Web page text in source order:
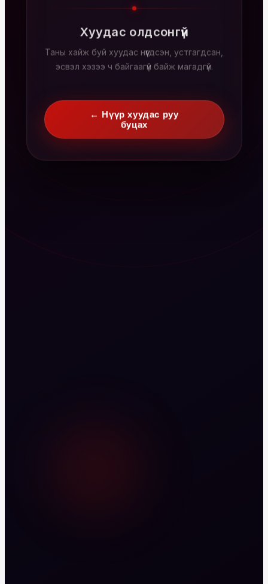
Хуудас олдсонгүй
Таны хайж буй хуудас нүүгдсэн, устгагдсан,
эсвэл хэзээ ч байгаагүй байж магадгүй.
← Нүүр хуудас руу
буцах